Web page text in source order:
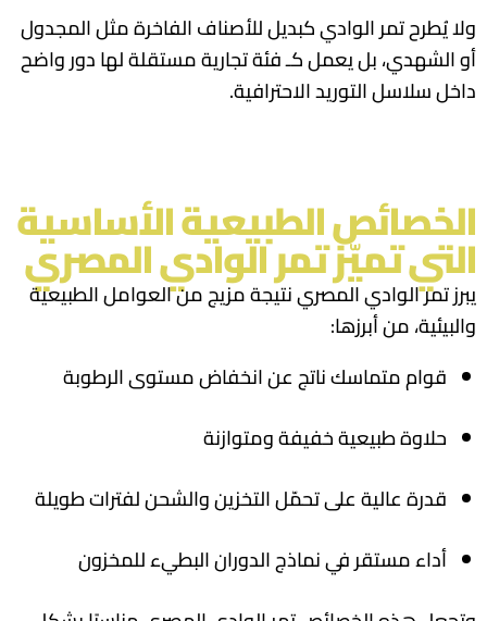
ولا يُطرح تمر الوادي كبديل للأصناف الفاخرة مثل المجدول
أو الشهدي، بل يعمل كـ فئة تجارية مستقلة لها دور واضح
داخل سلاسل التوريد الاحترافية.
الخصائص الطبيعية الأساسية
التي تميّز تمر الوادي المصري
يبرز تمر الوادي المصري نتيجة مزيج من العوامل الطبيعية
والبيئية، من أبرزها:
قوام متماسك ناتج عن انخفاض مستوى الرطوبة
حلاوة طبيعية خفيفة ومتوازنة
قدرة عالية على تحمّل التخزين والشحن لفترات طويلة
أداء مستقر في نماذج الدوران البطيء للمخزون